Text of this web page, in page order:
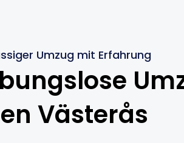
Umzug mit Erfahrung
Västerås